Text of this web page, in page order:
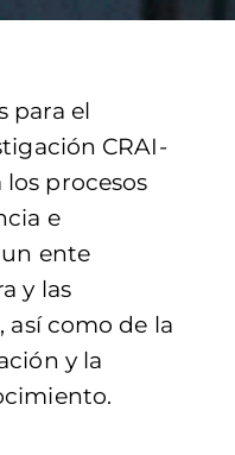
para el
CRAI-
los procesos
e
ente
y las
así como de la
y la